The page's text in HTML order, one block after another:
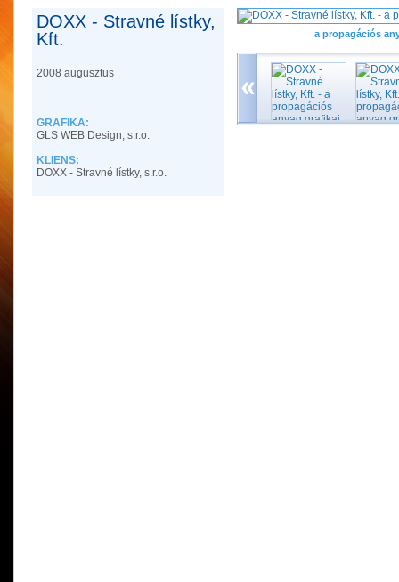
DOXX - Stravné lístky,
Kft.
2008 augusztus
GRAFIKA:
GLS WEB Design, s.r.o.
KLIENS:
DOXX - Stravné lístky, s.r.o.
a propagációs